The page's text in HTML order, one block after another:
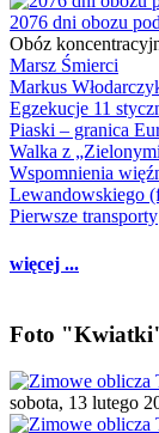
2076 dni obozu
Obóz
Marsz Śmierci
Markus
Egzekucje 11
Piaski – granica
Walka z
Wspomnienia
Lewandowskiego
Pierwsze transporty
więcej ...
Foto
sobota, 13 lutego